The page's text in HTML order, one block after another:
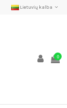
Lietuvių kalba
0